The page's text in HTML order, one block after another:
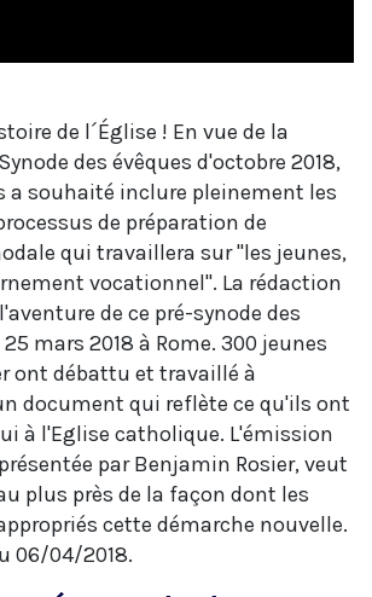
de l´Église ! En vue de la
des évêques d'octobre 2018,
a souhaité inclure pleinement les
de préparation de
qui travaillera sur "les jeunes,
vocationnel". La rédaction
de ce pré-synode des
mars 2018 à Rome. 300 jeunes
ont débattu et travaillé à
document qui reflète ce qu'ils ont
à l'Eglise catholique. L'émission
par Benjamin Rosier, veut
plus près de la façon dont les
cette démarche nouvelle.
06/04/2018.